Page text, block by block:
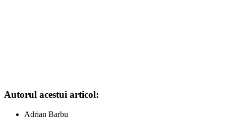
Autorul acestui articol:
Adrian Barbu